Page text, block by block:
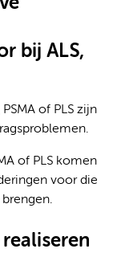
bij ALS,
of PLS zijn
of PLS komen
voor die